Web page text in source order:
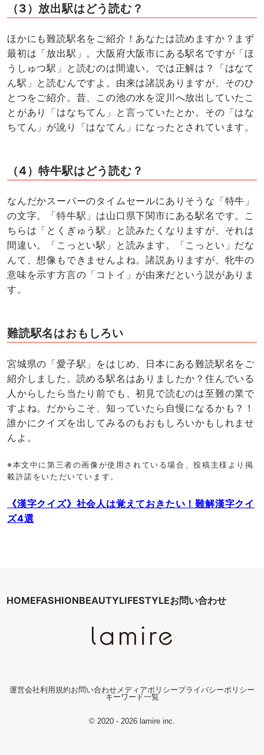
（3）放出駅はどう読む？
ほかにも難読駅名をご紹介！あなたは読めますか？まず
最初は「放出駅」。大阪府大阪市にある駅名ですが「ほ
うしゅつ駅」と読むのは間違い。では正解は？「はなて
ん駅」と読むんですよ。由来は諸説ありますが、そのひ
とつをご紹介。昔、この池の水を淀川へ放出していたこ
とがあり「はなちてん」と言っていたとか。その「はな
ちてん」が訛り「はなてん」になったとされています。
（4）特牛駅はどう読む？
なんだかスーパーのタイムセールにありそうな「特牛」
の文字。「特牛駅」は山口県下関市にある駅名です。こ
ちらは「とくぎゅう駅」と読みたくなりますが、それは
間違い。「こっとい駅」と読みます。「こっとい」だな
んて、想像もできませんよね。諸説ありますが、牝牛の
意味を示す方言の「コトイ」が由来だという説がありま
す。
難読駅名はおもしろい
宮城県の「愛子駅」をはじめ、日本にある難読駅名をご
紹介しました。読める駅名はありましたか？住んでいる
人からしたら当たり前でも、初見で読むのは至難の業で
すよね。だからこそ、知っていたら自慢になるかも？！
誰かにクイズを出してみるのもおもしろいかもしれませ
んよ。
※本文中に第三者の画像が使用されている場合、投稿主様より掲
載許諾をいただいています。
《漢字クイズ》社会人は覚えておきたい！難解漢字クイ
ズ4選
HOMEFASHIONBEAUTYLIFESTYLEお問い合わせ
運営会社利用規約お問い合わせ メディアポリシープライバシーポリシー
キーワード一覧
© 2020 - 2026 lamire inc.